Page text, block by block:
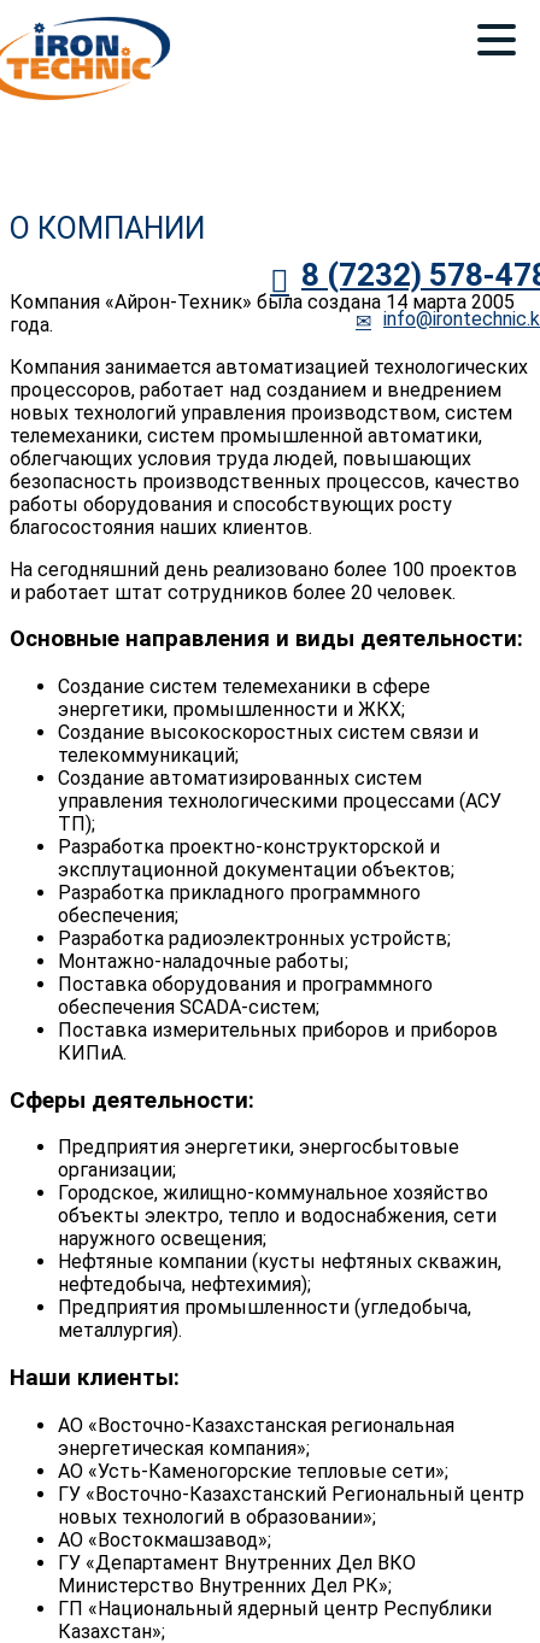
8 (7232) 578-
О КОМПАНИИ
Компания «Айрон-Техник» была создана 14 марта 2005
года.
Компания занимается автоматизацией технологических
процессоров, работает над созданием и внедрением
новых технологий управления производством, систем
телемеханики, систем промышленной автоматики,
облегчающих условия труда людей, повышающих
безопасность производственных процессов, качество
работы оборудования и способствующих росту
благосостояния наших клиентов.
На сегодняшний день реализовано более 100 проектов
и работает штат сотрудников более 20 человек.
Основные направления и виды деятельности:
Создание систем телемеханики в сфере
энергетики, промышленности и ЖКХ;
Создание высокоскоростных систем связи и
телекоммуникаций;
Создание автоматизированных систем
управления технологическими процессами (АСУ
ТП);
Разработка проектно-конструкторской и
эксплутационной документации объектов;
Разработка прикладного программного
обеспечения;
Разработка радиоэлектронных устройств;
Монтажно-наладочные работы;
Поставка оборудования и программного
обеспечения SCADA-систем;
Поставка измерительных приборов и приборов
КИПиА.
Сферы деятельности:
Предприятия энергетики, энергосбытовые
организации;
Городское, жилищно-коммунальное хозяйство
объекты электро, тепло и водоснабжения, сети
наружного освещения;
Нефтяные компании (кусты нефтяных скважин,
нефтедобыча, нефтехимия);
Предприятия промышленности (угледобыча,
металлургия).
Наши клиенты:
АО «Восточно-Казахстанская региональная
энергетическая компания»;
АО «Усть-Каменогорские тепловые сети»;
ГУ «Восточно-Казахстанский Региональный центр
новых технологий в образовании»;
АО «Востокмашзавод»;
ГУ «Департамент Внутренних Дел ВКО
Министерство Внутренних Дел РК»;
ГП «Национальный ядерный центр Республики
Казахстан»;